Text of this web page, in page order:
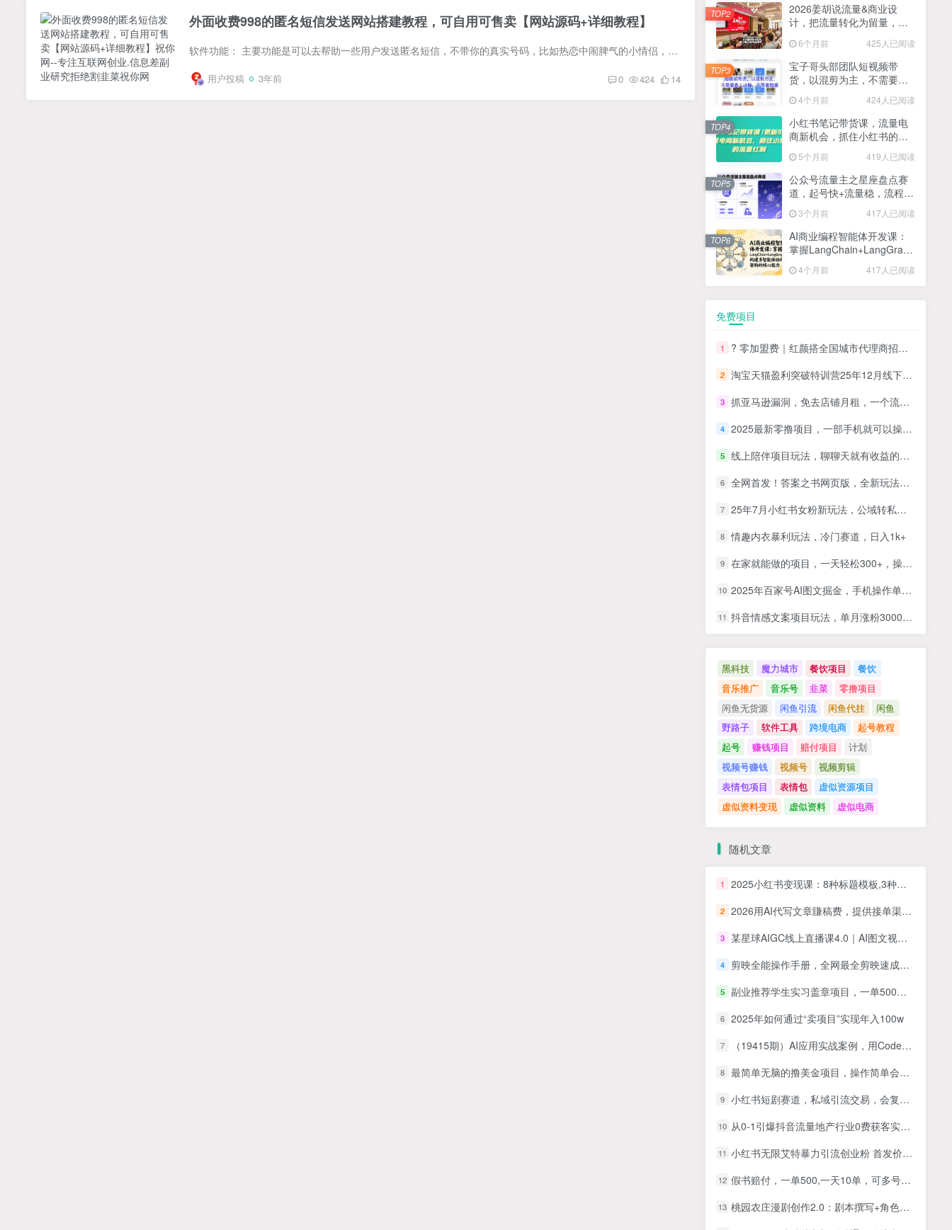
外面收费998的匿名短信发送网站搭建教程，可自用可售卖【网站源码+详细教程】
软件功能： 主要功能是可以去帮助一些用户发送匿名短信，不带你的真实号码，比如热恋中闹脾气的小情侣，短信的成本0.1，卖别人假设价格设置1元/条，利润就有80% 当前源码支持自定义生成卡密，搭...
用户投稿 3年前 0 424 14
5 线上陪伴项目玩法，聊聊天就有收益的项目，一个月收益5000+
6 全网首发！答案之书网页版，全新玩法，搭配文档和网页，日入1k+零门槛小白首选副业
7 25年7月小红书女粉新玩法，公域转私域变现，日轻松变现2张+，5分钟简单复制好上手
8 情趣内衣暴利玩法，冷门赛道，日入1k+
9 在家就能做的项目，一天轻松300+，操作简单上手快
10 2025年百家号AI图文掘金，手机操作单号月入4-5位数，低门槛【附指令+工具】
抖音情感文案项目玩法，单月涨粉3000+，新手小白也能做
2026姜胡说流量&商业设
计，把流量转化为留量，设
6个月前 425人已阅读
TOP2
宝子哥头部团队短视频带
货，以混剪为主，不需要真
26年3月】
4个月前 424人已阅读
TOP3
小红书笔记带货课，流量电
商新机会，抓住小红书的流
5个月前 419人已阅读
TOP4
公众号流量主之星座盘点赛
道，起号快+流量稳，流程简
3个月前 417人已阅读
TOP5
AI商业编程智能体开发课：
掌握LangChain+LangGraph
心能力
4个月前 417人已阅读
TOP6
免费项目
1 ? 零加盟费｜红颜搭全国城市代理商招募正式启动！
2 淘宝天猫盈利突破特训营25年12月线下课，系统性的深度剖析电商企业经营之道，打造电商标准化运营体系
3 抓亚马逊漏洞，免去店铺月租，一个流量大竞争小，让你有机会成大卖的赛道
4 2025最新零撸项目，一部手机就可以操作，20秒一单，零投入纯薅羊毛，无门槛，一天200+【揭秘】
5 线上陪伴项目玩法，聊聊天就有收益的项目，一个月收益5000+
6 全网首发！答案之书网页版，全新玩法，搭配文档和网页，日入1k+零门槛小白首选副业
7 25年7月小红书女粉新玩法，公域转私域变现，日轻松变现2张+，5分钟简单复制好上手
8 情趣内衣暴利玩法，冷门赛道，日入1k+
9 在家就能做的项目，一天轻松300+，操作简单上手快
10 2025年百家号AI图文掘金，手机操作单号月入4-5位数，低门槛【附指令+工具】
11 抖音情感文案项目玩法，单月涨粉3000+，新手小白也能做
黑科技 魔力城市 餐饮项目
餐饮
音乐推广
音乐号 韭菜
零撸项目
闲鱼无货源
闲鱼引流 闲鱼代挂
闲鱼
野路子
软件工具 跨境电商
起号教程
起号
赚钱项目 赔付项目
计划
视频号赚钱
视频号
视频剪辑
表情包项目
表情包
虚似资源项目
虚似资料变现
虚似资料 虚似电商
随机文章
1 2025小红书变现课：8种标题模板,3种视频写作法,7大变现方式,3个月变现1万+
2 2026用AI代写文章賺稿费，提供接单渠道，稳定月入2W，永久不失业副业
3 某星球AIGC线上直播课4.0｜AI图文视频创作、多平台内容运营、商业变现全链路进阶副业教程
4 剪映全能操作手册，全网最全剪映速成教程来了，小白必备！
5 副业推荐学生实习盖章项目，一单500人人可做，无脑操作，小白也能月入过万！
6 2025年如何通过“卖项目”实现年入100w
7 （19415期）AI应用实战案例，用Codex+秒悟CLl做宝宝绘本生成器，小白也能把生活想法变成可访问的AI应用
8 最简单无脑的撸美金项目，操作简单会打字就行，迅速上车【揭秘】
9 小红书短剧赛道，私域引流交易，会复制粘贴，日入500+（附6.7T短剧资源）
10 从0-1引爆抖音流量地产行业0费获客实操课，跟着地产人何老师，快速高效实操学干货
11 小红书无限艾特暴力引流创业粉 首发价值4000 精准粉揭秘教程
12 假书赔付，一单500,一天10单，可多号操作，一个月10w不是梦【仅揭秘】
13 桃园农庄漫剧创作2.0：剧本撰写+角色设计+剪辑功法，零基础学做漫剧